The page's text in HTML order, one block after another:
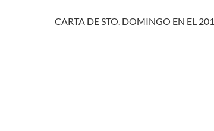
CARTA DE STO. DOMINGO EN EL